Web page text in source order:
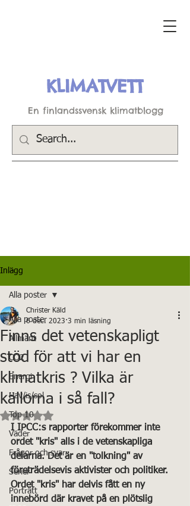
KLIMATVETT
En finlandssvensk klimatblogg
Inlägg
Alla poster
Allmänt
CO2
Energi
Hav/is/sol
Top 10
Väder
Frågor och svar
Serier
Porträtt
Alla poster
Finns det vetenskapligt
stöd för att vi har en
klimatkris ? Vilka är
källorna i så fall?
Christer Käld
6 dec. 2023 3 min läsning
Betygsatt till NaN av 5 stjärnor.
I IPCC:s rapporter förekommer inte
ordet "kris" alls i de vetenskapliga
delarna. Det är en "tolkning" av
företrädelsevis aktivister och politiker.
Ordet "kris" har delvis fått en ny
innebörd där kravet på en plötslig